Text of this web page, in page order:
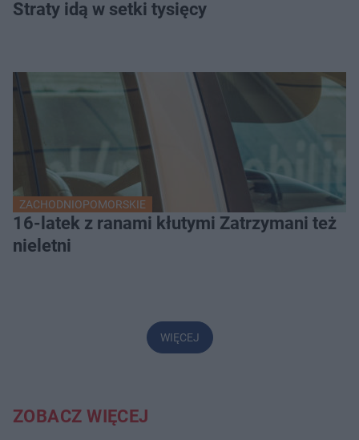
Straty idą w setki tysięcy
ZACHODNIOPOMORSKIE
16-latek z ranami kłutymi Zatrzymani też
nieletni
WIĘCEJ
ZOBACZ WIĘCEJ